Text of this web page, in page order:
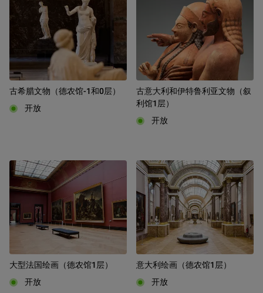
古希腊文物（德农馆-1和0层）
开放
古意大利和伊特鲁利亚文物（叙
利馆1层）
开放
大型法国绘画（德农馆1层）
开放
意大利绘画（德农馆1层）
开放